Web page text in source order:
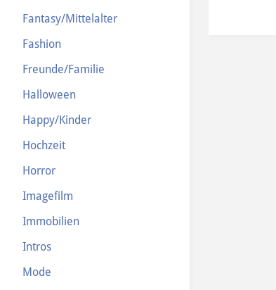
Fantasy/Mittelalter
Fashion
Freunde/Familie
Halloween
Happy/Kinder
Hochzeit
Horror
Imagefilm
Immobilien
Intros
Mode